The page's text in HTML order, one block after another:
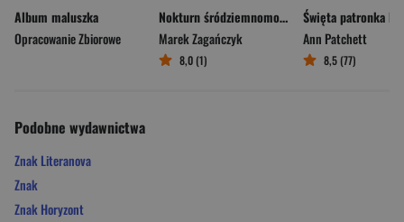
Album maluszka
Opracowanie Zbiorowe
Nokturn śródziemnomorski
Marek Zagańczyk
8,0 (1)
Ann Patchett
8,5 (77)
Podobne wydawnictwa
Znak Literanova
Znak
Znak Horyzont